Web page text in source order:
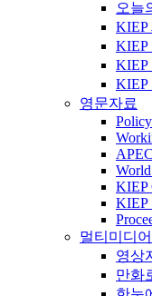
오늘
KIEP
KIEP
KIEP
KIEP
영문자료
KIEP
KIEP
멀티미디
영상
만화